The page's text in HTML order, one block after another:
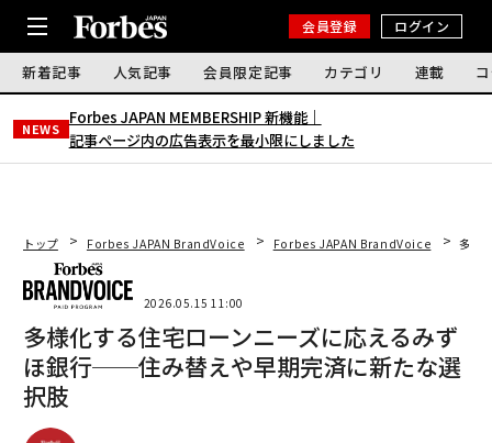
会員登録 ログイン
新着記事 人気記事 会員限定記事 カテゴリ 連載
NEWS
Forbes JAPAN MEMBERSHIP 新機能｜
記事ページ内の広告表示を最小限にしました
トップ Forbes JAPAN BrandVoice Forbes JAPAN BrandVoice 多様
2026.05.15 11:00
多様化する住宅ローンニーズに応えるみず
ほ銀行──住み替えや早期完済に新たな選
択肢